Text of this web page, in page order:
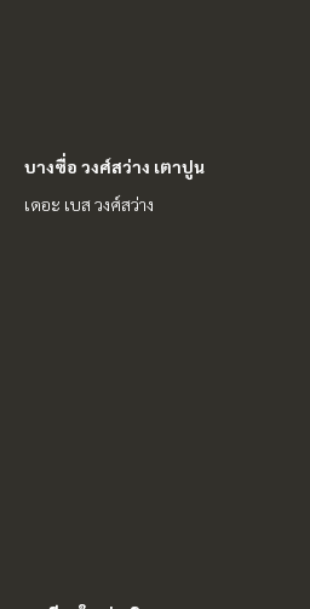
บางซื่อ วงศ์สว่าง เตาปูน
เดอะ เบส วงศ์สว่าง